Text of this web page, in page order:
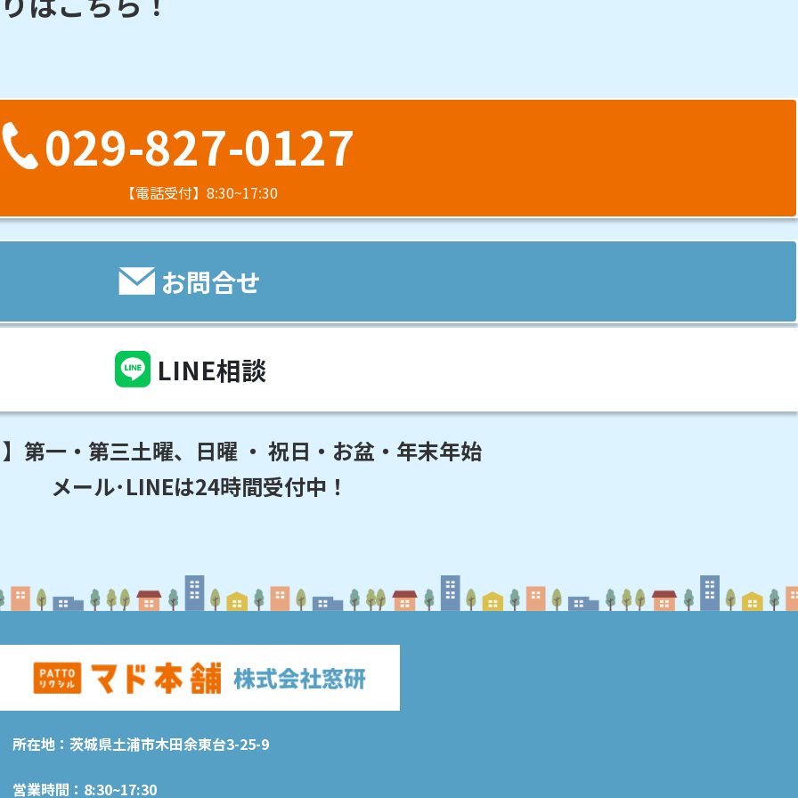
029-827-0127
【電話受付】8:30~17:30
お問合せ
LINE相談
第一・第三土曜、日曜 ・ 祝日・お盆・年末年始
メール･LINEは24時間受付中！
所在地：茨城県土浦市木田余東台3-25-9
営業時間：8:30~17:30